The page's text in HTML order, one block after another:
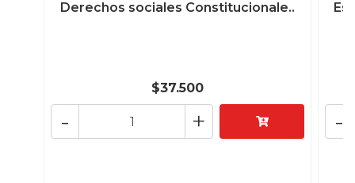
Derechos sociales Constitucionale..
$37.500
+
- -